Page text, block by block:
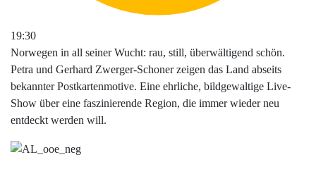
19:30
Norwegen in all seiner Wucht: rau, still, überwältigend schön.
Petra und Gerhard Zwerger-Schoner zeigen das Land abseits
bekannter Postkartenmotive. Eine ehrliche, bildgewaltige Live-
Show über eine faszinierende Region, die immer wieder neu
entdeckt werden will.